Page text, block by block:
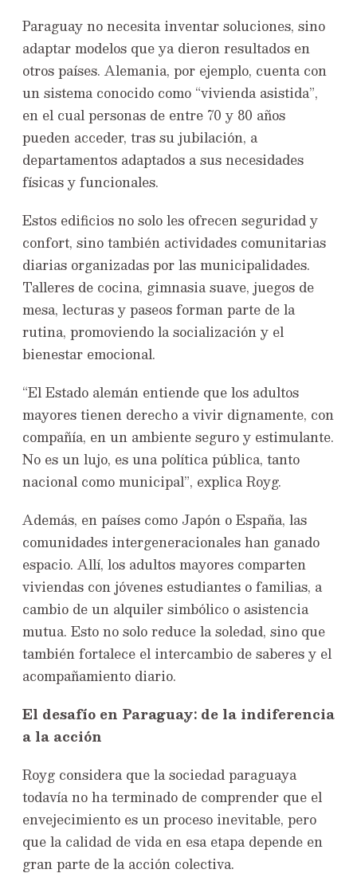
Paraguay no necesita inventar soluciones, sino
adaptar modelos que ya dieron resultados en
otros países. Alemania, por ejemplo, cuenta con
un sistema conocido como “vivienda asistida”,
en el cual personas de entre 70 y 80 años
pueden acceder, tras su jubilación, a
departamentos adaptados a sus necesidades
físicas y funcionales.
Estos edificios no solo les ofrecen seguridad y
confort, sino también actividades comunitarias
diarias organizadas por las municipalidades.
Talleres de cocina, gimnasia suave, juegos de
mesa, lecturas y paseos forman parte de la
rutina, promoviendo la socialización y el
bienestar emocional.
“El Estado alemán entiende que los adultos
mayores tienen derecho a vivir dignamente, con
compañía, en un ambiente seguro y estimulante.
No es un lujo, es una política pública, tanto
nacional como municipal”, explica Royg.
Además, en países como Japón o España, las
comunidades intergeneracionales han ganado
espacio. Allí, los adultos mayores comparten
viviendas con jóvenes estudiantes o familias, a
cambio de un alquiler simbólico o asistencia
mutua. Esto no solo reduce la soledad, sino que
también fortalece el intercambio de saberes y el
acompañamiento diario.
El desafío en Paraguay: de la indiferencia
a la acción
Royg considera que la sociedad paraguaya
todavía no ha terminado de comprender que el
envejecimiento es un proceso inevitable, pero
que la calidad de vida en esa etapa depende en
gran parte de la acción colectiva.